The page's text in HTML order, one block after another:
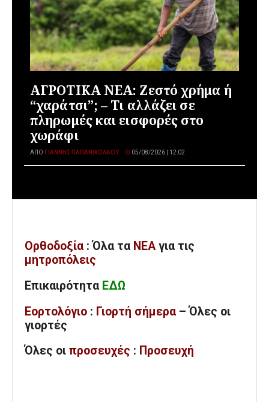
ΑΓΡΟΤΙΚΑ ΝΕΑ: Ζεστό χρήμα ή
“χαράτσι”; – Τι αλλάζει σε
πληρωμές και εισφορές στο
χωράφι
ΑΠΌ ΓΙΆΝΝΗΣ ΠΑΠΑΝΙΚΟΛΆΟΥ 05/08/2026 | 12:02
Ορθοδοξία : Όλα τα ΝΕΑ για τις
μητροπόλεις
Επικαιρότητα ΕΔΩ
Εορτολόγιο : Γιορτή σήμερα – Όλες οι
γιορτές
Όλες οι προσευχές : Προσευχή